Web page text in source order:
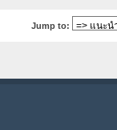
Jump to: